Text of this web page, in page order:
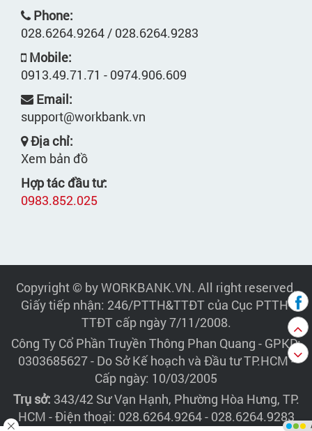
Phone:
028.6264.9264 / 028.6264.9283
Mobile:
0913.49.71.71 - 0974.906.609
Email:
support@workbank.vn
Địa chỉ:
Xem bản đồ
Hợp tác đầu tư:
0983.852.025
Copyright © by WORKBANK.VN. All right reserved.
Giấy tiếp nhận: 246/PTTH&TTĐT của Cục PTTH-
TTĐT cấp ngày 7/11/2008.
Công Ty Cổ Phần Truyền Thông Phan Quang - GPKD:
0303685627 - Do Sở Kế hoạch và Đầu tư TP.HCM -
Cấp ngày: 10/03/2005
Trụ sở: 343/42 Sư Vạn Hạnh, Phường Hòa Hưng, TP.
HCM - Điện thoại: 028.6264.9264 - 028.6264.9283